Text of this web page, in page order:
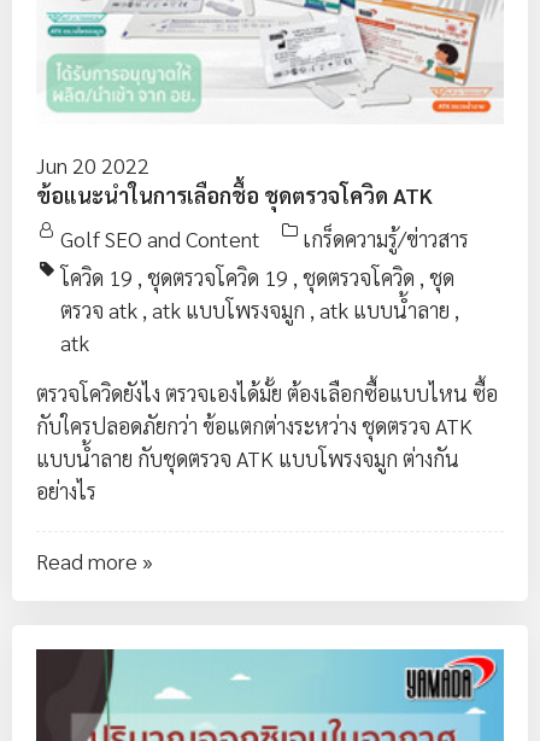
Jun 20 2022
ข้อแนะนำในการเลือกชื้อ ชุดตรวจโควิด ATK
Golf SEO and Content
เกร็ดความรู้/ข่าวสาร
โควิด 19 , ชุดตรวจโควิด 19 , ชุดตรวจโควิด , ชุด
ตรวจ atk , atk แบบโพรงจมูก , atk แบบน้ำลาย ,
atk
ตรวจโควิดยังไง ตรวจเองได้มั้ย ต้องเลือกซื้อแบบไหน ซื้อ
กับใครปลอดภัยกว่า ข้อแตกต่างระหว่าง ชุดตรวจ ATK
แบบน้ำลาย กับชุดตรวจ ATK แบบโพรงจมูก ต่างกัน
อย่างไร
Read more »